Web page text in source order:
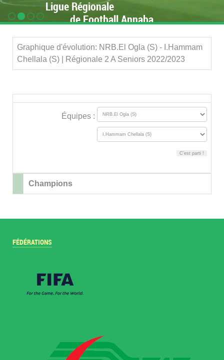
Ligue Régionale
de Football Annaba
Graphique d'évolution: NRB.El Ogla (S) - I.Hammam
Chellala (S) | Régionale 2 A Seniors 2022/2023
Équipes :
Champions
FÉDÉRATIONS